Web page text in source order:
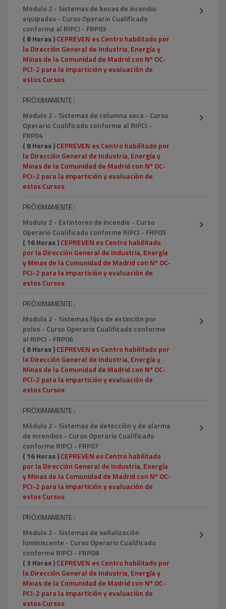
Modulo 2 - Sistemas de bocas de incendio
equipadas - Curso Operario Cualificado
conforme al RIPCI - FRP03
( 8 Horas )CEPREVEN es Centro habilitado por
la Dirección General de Industria, Energía y
Minas de la Comunidad de Madrid con Nº OC-
PCI-2 para la impartición y evaluación de
estos Cursos
PRÓXIMAMENTE :
Modulo 2 - Sistemas de columna seca - Curso
Operario Cualificado conforme al RIPCI -
FRP04
( 8 Horas )CEPREVEN es Centro habilitado por
la Dirección General de Industria, Energía y
Minas de la Comunidad de Madrid con Nº OC-
PCI-2 para la impartición y evaluación de
estos Cursos
PRÓXIMAMENTE :
Modulo 2 - Extintores de incendio - Curso
Operario Cualificado conforme RIPCI - FRP05
( 16 Horas )CEPREVEN es Centro habilitado
por la Dirección General de Industria, Energía
y Minas de la Comunidad de Madrid con Nº OC-
PCI-2 para la impartición y evaluación de
estos Cursos
PRÓXIMAMENTE :
Modulo 2 - Sistemas fijos de extinción por
polvo - Curso Operario Cualificado conforme
al RIPCI - FRP06
( 6 Horas )CEPREVEN es Centro habilitado por
la Dirección General de Industria, Energía y
Minas de la Comunidad de Madrid con Nº OC-
PCI-2 para la impartición y evaluación de
estos Cursos
PRÓXIMAMENTE :
Módulo 2 - Sistemas de detección y de alarma
de incendios - Curso Operario Cualificado
conforme RIPCI - FRP07
( 16 Horas )CEPREVEN es Centro habilitado
por la Dirección General de Industria, Energía
y Minas de la Comunidad de Madrid con Nº OC-
PCI-2 para la impartición y evaluación de
estos Cursos
PRÓXIMAMENTE :
Modulo 2 - Sistemas de señalización
luminiscente - Curso Operario Cualificado
conforme RIPCI - FRP08
( 3 Horas )CEPREVEN es Centro habilitado por
la Dirección General de Industria, Energía y
Minas de la Comunidad de Madrid con Nº OC-
PCI-2 para la impartición y evaluación de
estos Cursos